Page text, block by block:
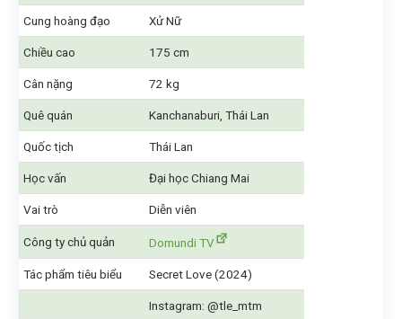
Cung hoàng đạo Xử Nữ
Chiều cao 175 cm
Cân nặng 72 kg
Quê quán Kanchanaburi, Thái Lan
Quốc tịch Thái Lan
Học vấn Đại học Chiang Mai
Vai trò Diễn viên
Công ty chủ quản Domundi TV
Tác phẩm tiêu biểu Secret Love (2024)
Instagram: @tle_mtm